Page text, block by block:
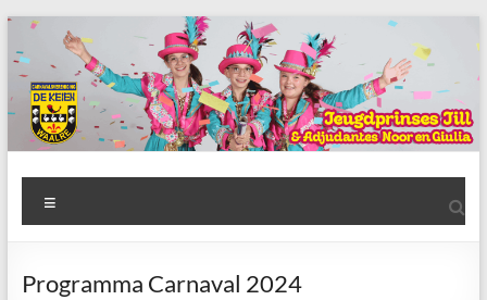
Ga
naar
de
inhoud
AWC
de
Keien
Programma Carnaval 2024